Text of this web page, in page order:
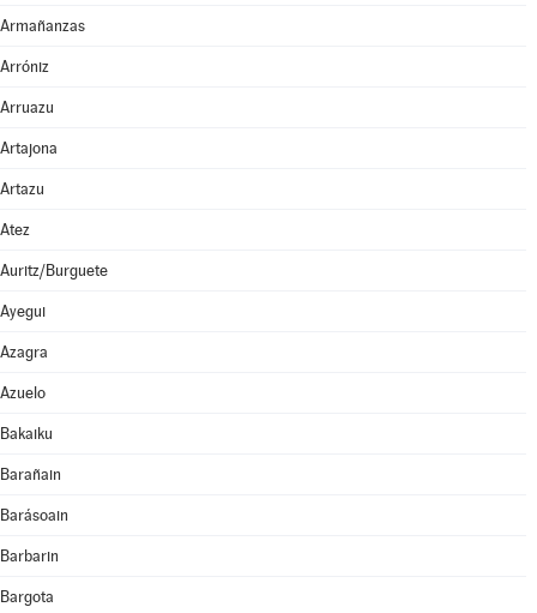
Armañanzas
Arróniz
Arruazu
Artajona
Artazu
Atez
Auritz/Burguete
Ayegui
Azagra
Azuelo
Bakaiku
Barañain
Barásoain
Barbarin
Bargota